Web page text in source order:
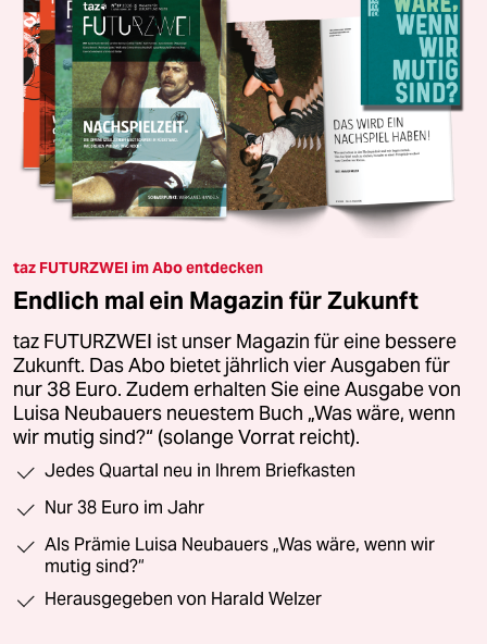
taz FUTURZWEI im Abo entdecken
Endlich mal ein Magazin für Zukunft
taz FUTURZWEI ist unser Magazin für eine bessere
Zukunft. Das Abo bietet jährlich vier Ausgaben für
nur 38 Euro. Zudem erhalten Sie eine Ausgabe von
Luisa Neubauers neuestem Buch „Was wäre, wenn
wir mutig sind?“ (solange Vorrat reicht).
Jedes Quartal neu in Ihrem Briefkasten
Nur 38 Euro im Jahr
Als Prämie Luisa Neubauers „Was wäre, wenn wir
mutig sind?“
Herausgegeben von Harald Welzer